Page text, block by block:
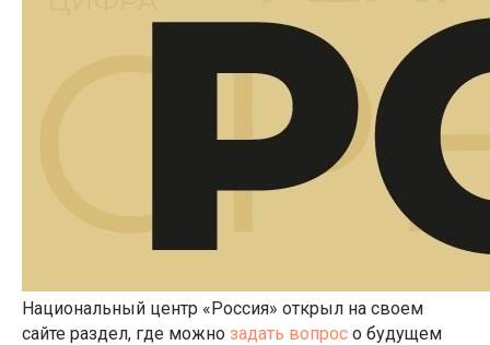
Национальный центр «Россия» открыл на своем
сайте раздел, где можно задать вопрос о будущем